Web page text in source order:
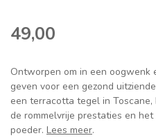
49,00
Ontworpen om in een oogwenk
geven voor een gezond
een terracotta tegel in
de rommelvrije prestaties en
poeder. Lees meer.